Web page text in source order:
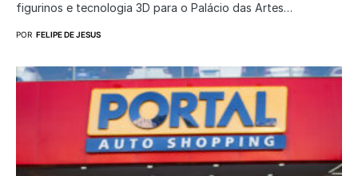
figurinos e tecnologia 3D para o Palácio das Artes…
POR FELIPE DE JESUS